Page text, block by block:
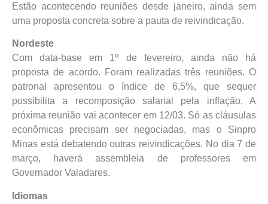
Estão acontecendo reuniões desde janeiro, ainda sem
uma proposta concreta sobre a pauta de reivindicação.
Nordeste
Com data-base em 1º de fevereiro, ainda não há
proposta de acordo. Foram realizadas três reuniões. O
patronal apresentou o índice de 6,5%, que sequer
possibilita a recomposição salarial pela inflação. A
próxima reunião vai acontecer em 12/03. Só as cláusulas
econômicas precisam ser negociadas, mas o Sinpro
Minas está debatendo outras reivindicações. No dia 7 de
março, haverá assembleia de professores em
Governador Valadares.
Idiomas